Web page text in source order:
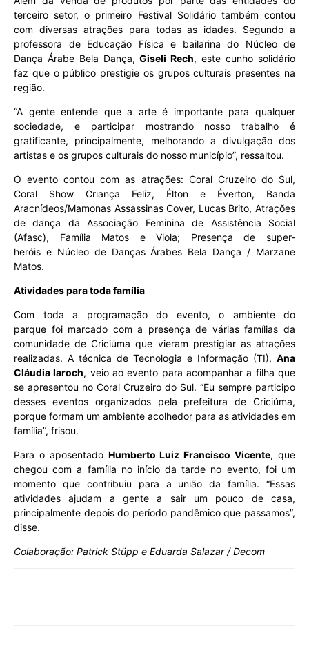
terceiro setor, o primeiro Festival Solidário também contou
com diversas atrações para todas as idades. Segundo a
professora de Educação Física e bailarina do Núcleo de
Dança Árabe Bela Dança, Giseli Rech, este cunho solidário
faz que o público prestigie os grupos culturais presentes na
região.
“A gente entende que a arte é importante para qualquer
sociedade, e participar mostrando nosso trabalho é
gratificante, principalmente, melhorando a divulgação dos
artistas e os grupos culturais do nosso município”, ressaltou.
O evento contou com as atrações: Coral Cruzeiro do Sul,
Coral Show Criança Feliz, Élton e Éverton, Banda
Aracnídeos/Mamonas Assassinas Cover, Lucas Brito, Atrações
de dança da Associação Feminina de Assistência Social
(Afasc), Família Matos e Viola; Presença de super-
heróis e Núcleo de Danças Árabes Bela Dança / Marzane
Matos.
Atividades para toda família
Com toda a programação do evento, o ambiente do
parque foi marcado com a presença de várias famílias da
comunidade de Criciúma que vieram prestigiar as atrações
realizadas. A técnica de Tecnologia e Informação (TI), Ana
Cláudia Iaroch, veio ao evento para acompanhar a filha que
se apresentou no Coral Cruzeiro do Sul. “Eu sempre participo
desses eventos organizados pela prefeitura de Criciúma,
porque formam um ambiente acolhedor para as atividades em
família”, frisou.
Para o aposentado Humberto Luiz Francisco Vicente, que
chegou com a família no início da tarde no evento, foi um
momento que contribuiu para a união da família. “Essas
atividades ajudam a gente a sair um pouco de casa,
principalmente depois do período pandêmico que passamos”,
disse.
Colaboração: Patrick Stüpp e Eduarda Salazar / Decom